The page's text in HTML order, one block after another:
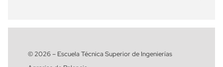
© 2026 – Escuela Técnica Superior de Ingenierías